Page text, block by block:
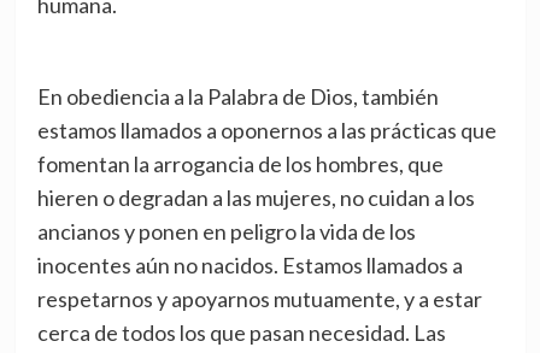
humana.
En obediencia a la Palabra de Dios, también
estamos llamados a oponernos a las prácticas que
fomentan la arrogancia de los hombres, que
hieren o degradan a las mujeres, no cuidan a los
ancianos y ponen en peligro la vida de los
inocentes aún no nacidos. Estamos llamados a
respetarnos y apoyarnos mutuamente, y a estar
cerca de todos los que pasan necesidad. Las